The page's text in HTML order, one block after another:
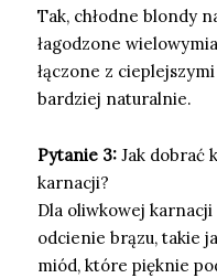
Tak, chłodne blondy
łagodzone
łączone z
bardziej naturalnie.
Pytanie 3: Jak dobrać
karnacji?
Dla oliwkowej karnacji
odcienie brązu, takie
miód, które pięknie